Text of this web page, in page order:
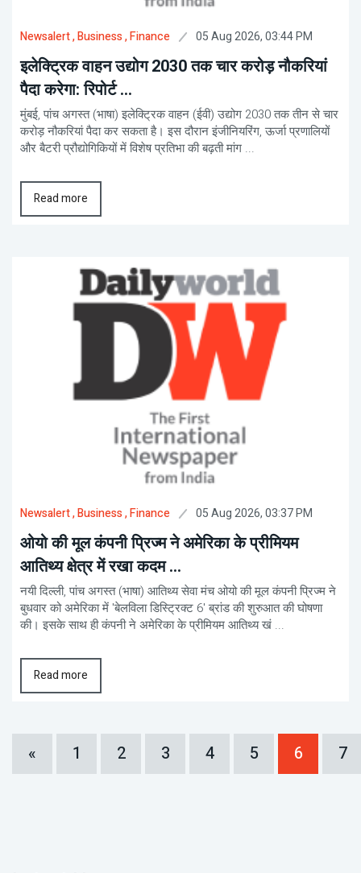
Newsalert, Business, Finance 05 Aug 2026, 03:44 PM
इलेक्ट्रिक वाहन उद्योग 2030 तक चार करोड़ नौकरियां
पैदा करेगा: रिपोर्ट ...
मुंबई, पांच अगस्त (भाषा) इलेक्ट्रिक वाहन (ईवी) उद्योग 2030 तक तीन से चार
करोड़ नौकरियां पैदा कर सकता है। इस दौरान इंजीनियरिंग, ऊर्जा प्रणालियों
और बैटरी प्रौद्योगिकियों में विशेष प्रतिभा की बढ़ती मांग ...
Read more
Newsalert, Business, Finance 05 Aug 2026, 03:37 PM
ओयो की मूल कंपनी प्रिज्म ने अमेरिका के प्रीमियम
आतिथ्य क्षेत्र में रखा कदम ...
नयी दिल्ली, पांच अगस्त (भाषा) आतिथ्य सेवा मंच ओयो की मूल कंपनी प्रिज्म ने
बुधवार को अमेरिका में 'बेलविला डिस्ट्रिक्ट 6' ब्रांड की शुरुआत की घोषणा
की। इसके साथ ही कंपनी ने अमेरिका के प्रीमियम आतिथ्य खं ...
Read more
« 1 2 3 4 5 6 7